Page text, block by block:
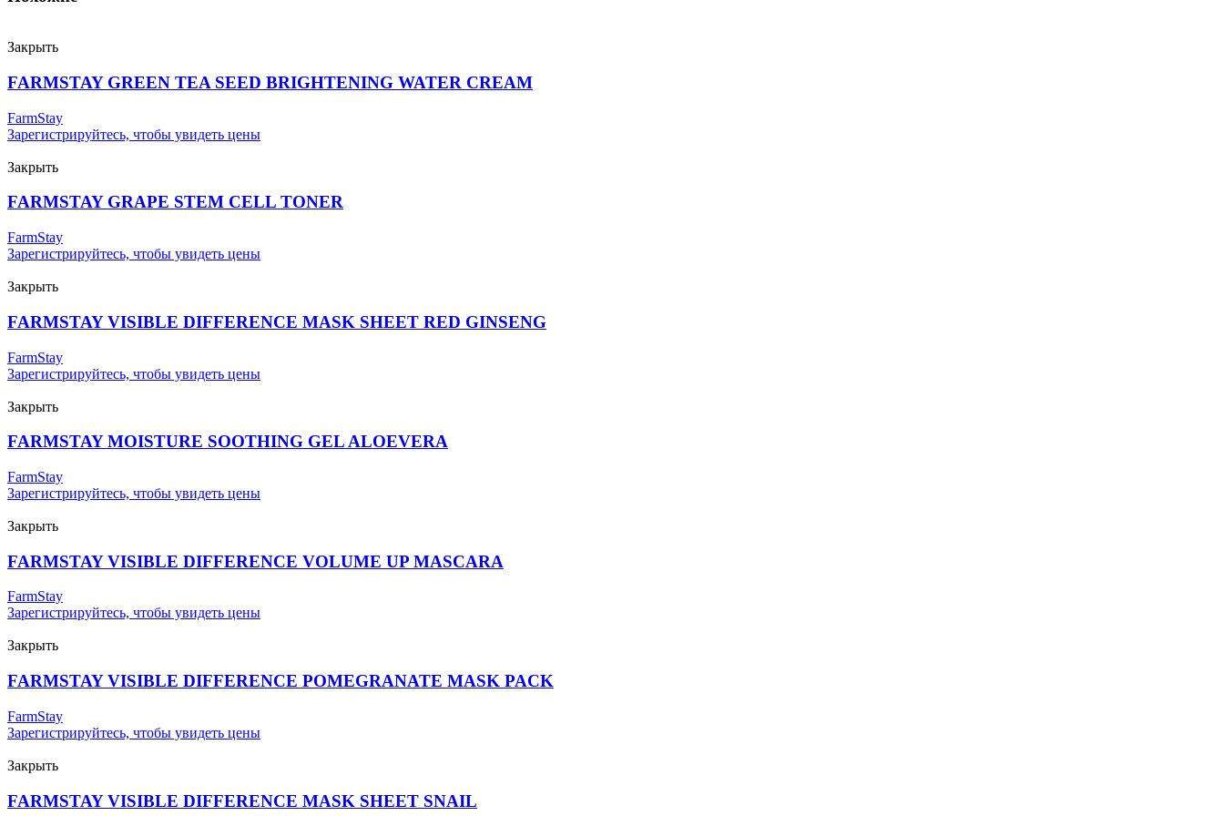
Закрыть
FARMSTAY GREEN TEA SEED BRIGHTENING WATER CREAM
FarmStay
Зарегистрируйтесь, чтобы увидеть цены
Закрыть
FARMSTAY GRAPE STEM CELL TONER
FarmStay
Зарегистрируйтесь, чтобы увидеть цены
Закрыть
FARMSTAY VISIBLE DIFFERENCE MASK SHEET RED GINSENG
FarmStay
Зарегистрируйтесь, чтобы увидеть цены
Закрыть
FARMSTAY MOISTURE SOOTHING GEL ALOEVERA
FarmStay
Зарегистрируйтесь, чтобы увидеть цены
Закрыть
FARMSTAY VISIBLE DIFFERENCE VOLUME UP MASCARA
FarmStay
Зарегистрируйтесь, чтобы увидеть цены
Закрыть
FARMSTAY VISIBLE DIFFERENCE POMEGRANATE MASK PACK
FarmStay
Зарегистрируйтесь, чтобы увидеть цены
Закрыть
FARMSTAY VISIBLE DIFFERENCE MASK SHEET SNAIL